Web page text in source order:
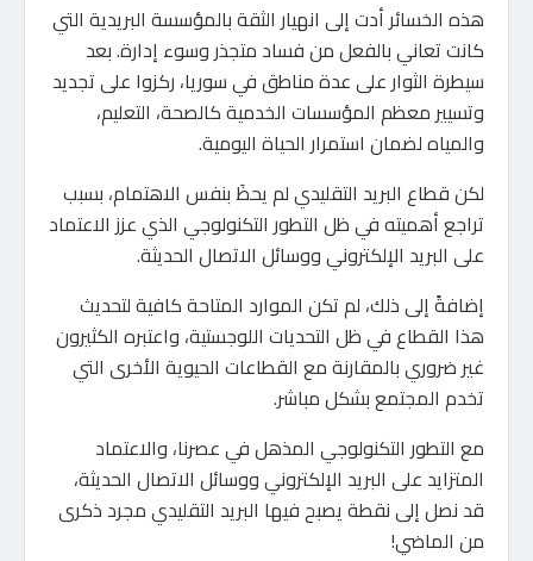
هذه الخسائر أدت إلى انهيار الثقة بالمؤسسة البريدية التي
كانت تعاني بالفعل من فساد متجذر وسوء إدارة. بعد
سيطرة الثوار على عدة مناطق في سوريا، ركزوا على تجديد
وتسيير معظم المؤسسات الخدمية كالصحة، التعليم،
والمياه لضمان استمرار الحياة اليومية.
لكن قطاع البريد التقليدي لم يحظَ بنفس الاهتمام، بسبب
تراجع أهميته في ظل التطور التكنولوجي الذي عزز الاعتماد
على البريد الإلكتروني ووسائل الاتصال الحديثة.
إضافةً إلى ذلك، لم تكن الموارد المتاحة كافية لتحديث
هذا القطاع في ظل التحديات اللوجستية، واعتبره الكثيرون
غير ضروري بالمقارنة مع القطاعات الحيوية الأخرى التي
تخدم المجتمع بشكل مباشر.
مع التطور التكنولوجي المذهل في عصرنا، والاعتماد
المتزايد على البريد الإلكتروني ووسائل الاتصال الحديثة،
قد نصل إلى نقطة يصبح فيها البريد التقليدي مجرد ذكرى
من الماضي!